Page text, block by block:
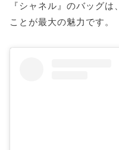
『シャネル』のバッグは
ことが最大の魅力です。